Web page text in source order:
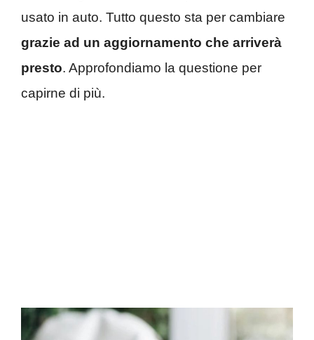
usato in auto. Tutto questo sta per cambiare
grazie ad un aggiornamento che arriverà
presto. Approfondiamo la questione per
capirne di più.